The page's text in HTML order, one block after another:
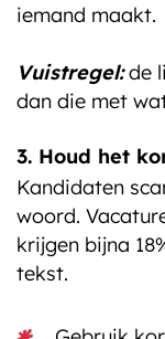
iemand maakt.
Vuistregel:de
dan die met
3. Houd het
Kandidaten
woord.
krijgen bijna
tekst.